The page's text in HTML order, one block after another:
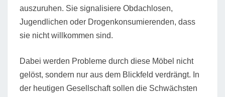
auszuruhen. Sie signalisiere Obdachlosen,
Jugendlichen oder Drogenkonsumierenden, dass
sie nicht willkommen sind.
Dabei werden Probleme durch diese Möbel nicht
gelöst, sondern nur aus dem Blickfeld verdrängt. In
der heutigen Gesellschaft sollen die Schwächsten